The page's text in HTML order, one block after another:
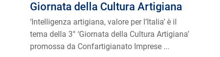
Giornata della Cultura Artigiana
‘Intelligenza artigiana, valore per l’Italia’ è il
tema della 3° ‘Giornata della Cultura Artigiana’
promossa da Confartigianato Imprese ...